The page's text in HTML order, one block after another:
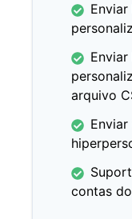
arquivo
contas